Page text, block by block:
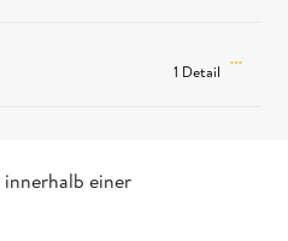
innerhalb einer
1 Detail